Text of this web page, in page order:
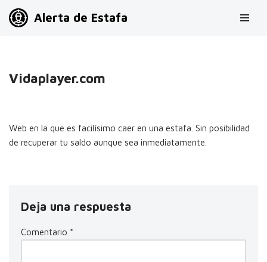
Alerta de Estafa
Vidaplayer.com
Web en la que es facilísimo caer en una estafa. Sin posibilidad
de recuperar tu saldo aunque sea inmediatamente.
Deja una respuesta
Comentario *